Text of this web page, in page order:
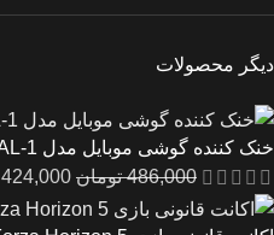
دیگر محصولات
خنک کننده گوشی موبایل مدل AL-1
486,000 تومان 424,000